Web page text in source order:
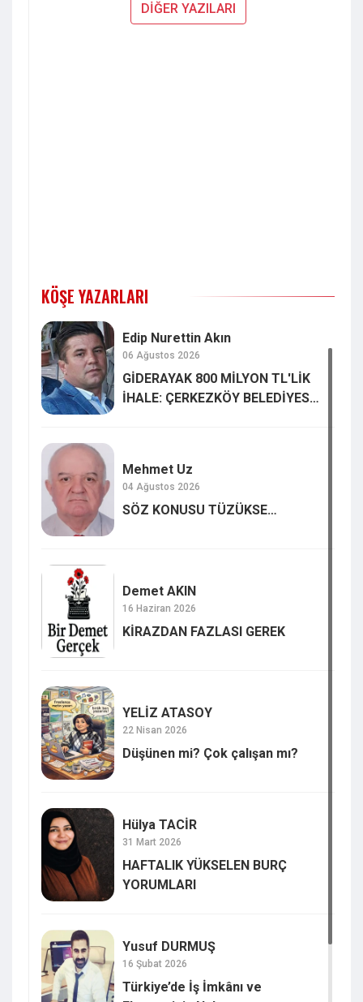
DİĞER YAZILARI
KÖŞE YAZARLARI
Edip Nurettin Akın
06 Ağustos 2026
GİDERAYAK 800 MİLYON TL'LİK
İHALE: ÇERKEZKÖY BELEDİYESİ
Mehmet Uz
04 Ağustos 2026
SÖZ KONUSU TÜZÜKSE…
Demet AKIN
16 Haziran 2026
KİRAZDAN FAZLASI GEREK
YELİZ ATASOY
22 Nisan 2026
Düşünen mi? Çok çalışan mı?
Hülya TACİR
31 Mart 2026
HAFTALIK YÜKSELEN BURÇ
YORUMLARI
Yusuf DURMUŞ
16 Şubat 2026
Türkiye’de İş İmkânı ve